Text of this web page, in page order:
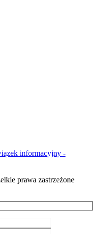
informacyjny -
prawa zastrzeżone